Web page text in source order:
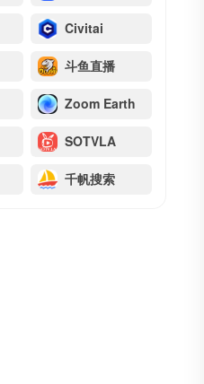
Civitai
斗鱼直播
Zoom Earth
SOTVLA
千帆搜索